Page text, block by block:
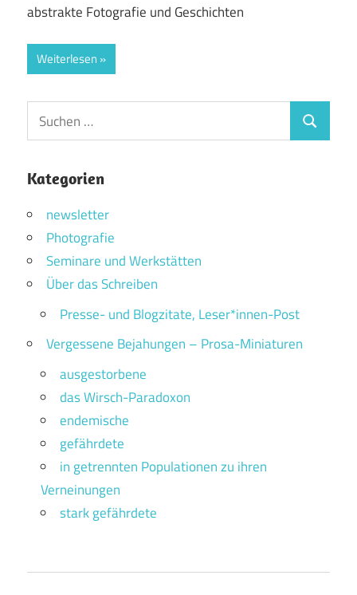
abstrakte Fotografie und Geschichten
Weiterlesen
Suchen
nach:
Suchen
Kategorien
newsletter
Photografie
Seminare und Werkstätten
Über das Schreiben
Presse- und Blogzitate, Leser*innen-Post
Vergessene Bejahungen – Prosa-Miniaturen
ausgestorbene
das Wirsch-Paradoxon
endemische
gefährdete
in getrennten Populationen zu ihren
Verneinungen
stark gefährdete